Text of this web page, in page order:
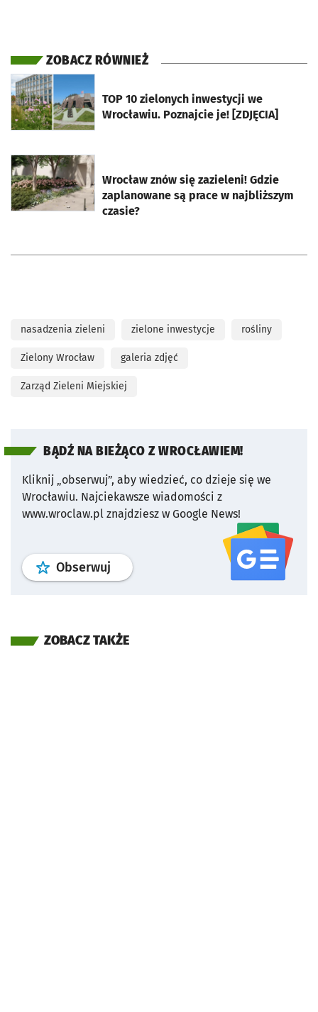
ZOBACZ RÓWNIEŻ
TOP 10 zielonych inwestycji we
Wrocławiu. Poznajcie je! [ZDJĘCIA]
otworzy się w nowej karcie
Wrocław znów się zazieleni! Gdzie
zaplanowane są prace w najbliższym
czasie?
otworzy się w nowej karcie
nasadzenia zieleni zielone inwestycje rośliny
Zielony Wrocław galeria zdjęć
Zarząd Zieleni Miejskiej
BĄDŹ NA BIEŻĄCO Z WROCŁAWIEM!
Kliknij „obserwuj”, aby wiedzieć, co dzieje się we
Wrocławiu. Najciekawsze wiadomości z
www.wroclaw.pl znajdziesz w Google News!
Obserwuj profil serwisu
ZOBACZ TAKŻE